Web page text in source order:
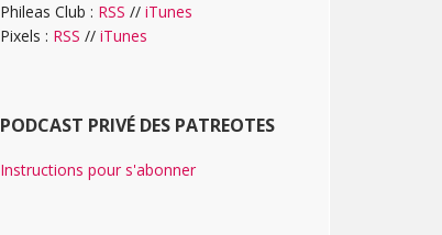
Phileas Club : RSS // iTunes
Pixels : RSS // iTunes
PODCAST PRIVÉ DES PATREOTES
Instructions pour s'abonner